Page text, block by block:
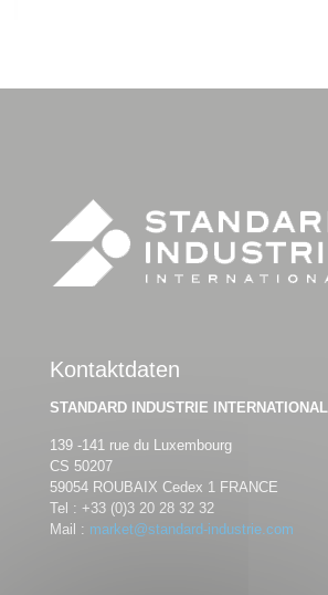
Kontaktdaten
STANDARD INDUSTRIE INTERNATIONAL
139 -141 rue du Luxembourg
CS 50207
59054 ROUBAIX Cedex 1 FRANCE
Tel : +33 (0)3 20 28 32 32
Mail : market@standard-industrie.com